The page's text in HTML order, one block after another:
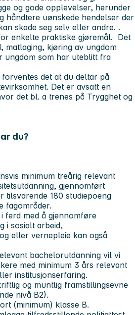
og gode opplevelser, herunder
håndtere uønskede hendelser der
skade seg selv eller andre. .
enkelte praktiske gjøremål. Det
matlaging, kjøring av ungdom
ungdom som har uteblitt fra
forventes det at du deltar på
Det er avsatt en
det bl. a trenes på Trygghet og
du?
minimum treårig relevant
gjennomført
tilsvarende 180 studiepoeng
fagområder.
ferd med å gjennomføre
i sosialt arbeid,
eller vernepleie kan også
bachelorutdanning vil vi
med minimum 3 års relevant
institusjonserfaring.
og muntlig framstillingsevne
nivå B2).
(minimum) klasse B.